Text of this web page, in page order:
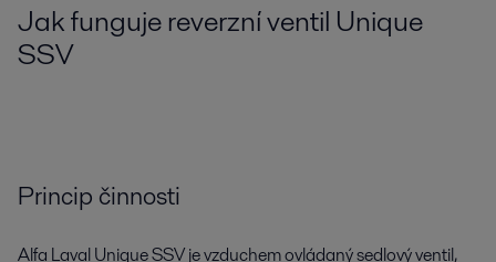
Jak funguje reverzní ventil Unique
SSV
Princip činnosti
Alfa Laval Unique SSV je vzduchem ovládaný sedlový ventil,